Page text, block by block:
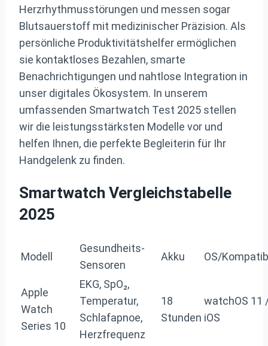
Herzrhythmusstörungen und messen sogar
Blutsauerstoff mit medizinischer Präzision. Als
persönliche Produktivitätshelfer ermöglichen
sie kontaktloses Bezahlen, smarte
Benachrichtigungen und nahtlose Integration in
unser digitales Ökosystem. In unserem
umfassenden Smartwatch Test 2025 stellen
wir die leistungsstärksten Modelle vor und
helfen Ihnen, die perfekte Begleiterin für Ihr
Handgelenk zu finden.
Smartwatch Vergleichstabelle
2025
Modell
Gesundheits-
Sensoren
Akku OS/
Apple
Watch
Series 10
EKG, SpO₂,
Temperatur,
Schlafapnoe,
Herzfrequenz
18
Stunden
watchOS 11
iOS